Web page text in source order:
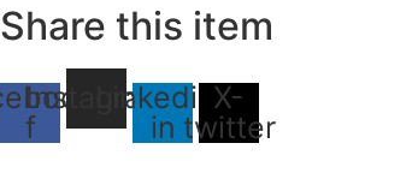
Share this item
f
InstagramLinkedin-
in
X-
twitter